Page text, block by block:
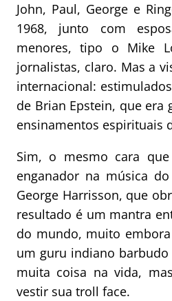
John, Paul, George e
1968, junto com
menores, tipo o Mike
jornalistas, claro. Mas a
internacional:
de Brian Epstein, que era
ensinamentos espirituais
Sim, o mesmo cara
enganador na música
George Harrisson, que
resultado é um mantra
do mundo, muito
um guru indiano
muita coisa na vida,
vestir sua troll face.